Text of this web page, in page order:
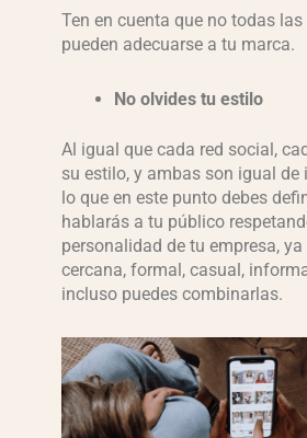
Ten en cuenta que no todas
pueden adecuarse a tu marca.
No olvides tu estilo
Al igual que cada red social,
su estilo, y ambas son igual de
lo que en este punto debes
hablarás a tu público
personalidad de tu empresa,
cercana, formal, casual,
incluso puedes combinarlas.